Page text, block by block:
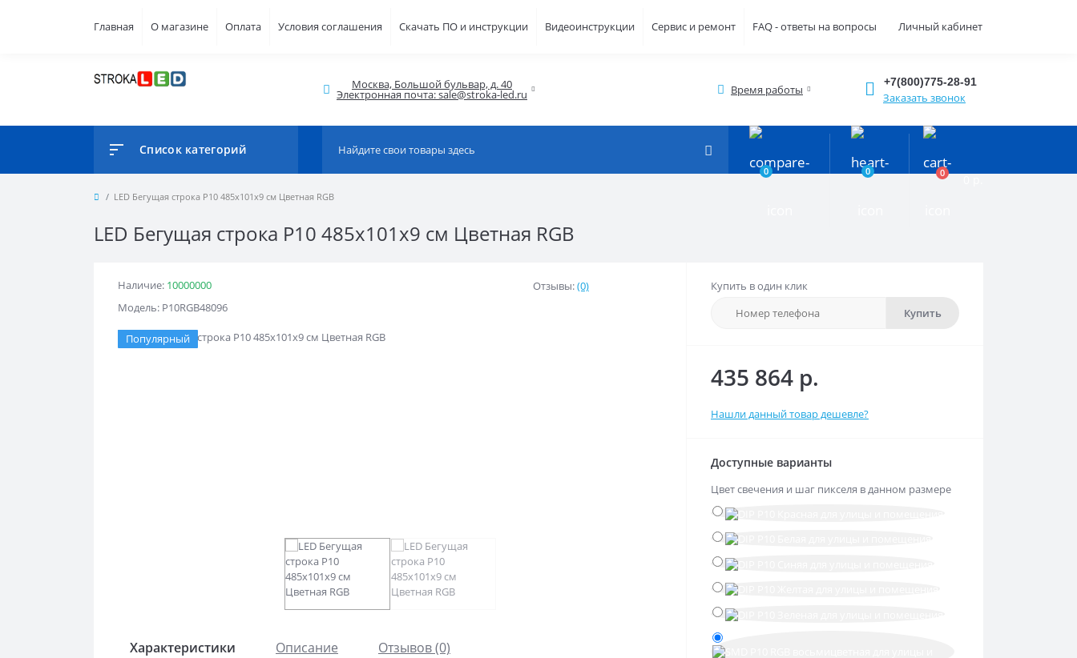
Главная О магазине Оплата Условия соглашения Скачать ПО и инструкции Видеоинструкции Сервис и ремонт FAQ - ответы на вопросы Личный кабинет
Москва, Большой бульвар, д. 40
Электронная почта: sale@stroka-led.ru Время работы
+7(800)775-28-91
Заказать звонок
Список категорий
0 0 0
LED Бегущая строка Р10 485x101x9 см Цветная RGB
LED Бегущая строка Р10 485x101x9 см Цветная RGB
Наличие: 10000000
Модель: Р10RGB48096
Отзывы:(0)
Популярный
Характеристики Описание Отзывов (0)
Купить в один клик
Купить
435 864 р.
Нашли данный товар дешевле?
Доступные варианты
Цвет свечения и шаг пикселя в данном размере